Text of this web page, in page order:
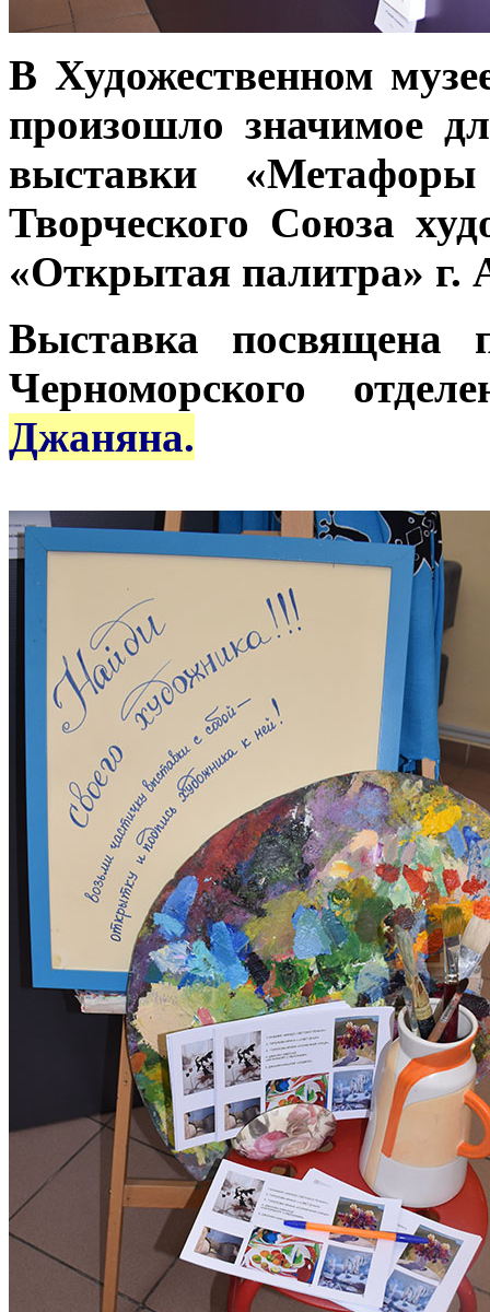
В Художественном
произошло значимое
выставки
Творческого Союза
«Открытая палитра» г.
Выставка посвящена
Черноморского
Джаняна.